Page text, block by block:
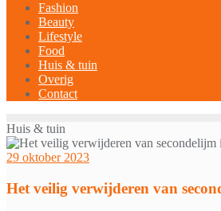
Fashion
Beauty
Lifestyle
Food
Huis & tuin
Overig
Contact
Huis & tuin
29 oktober 2023
Het veilig verwijderen van